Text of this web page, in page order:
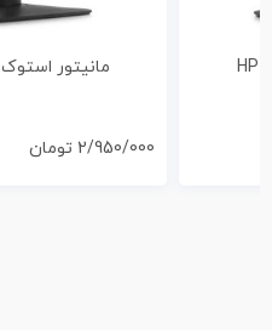
مانیتور استوک HP Z24i
2/950/000 تومان